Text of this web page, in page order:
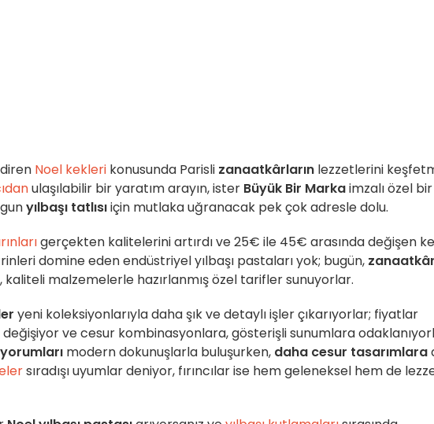
Noel kekleri konusunda Parisli zanaatkârların lezzetlerini
ulaşılabilir bir yaratım arayın, ister Büyük Bir Markaimzalı özel bir
yılbaşı tatlısıiçin mutlaka uğranacak pek çok adresle dolu.
gerçekten kalitelerini artırdı ve 25€ ile 45€ arasında değişen
domine eden endüstriyel yılbaşı pastaları yok; bugün,
kaliteli malzemelerle hazırlanmış özel tarifler sunuyorlar.
yeni koleksiyonlarıyla daha şık ve detaylı işler çıkarıyorlar; fiyatlar
ve cesur kombinasyonlara, gösterişli sunumlara
modern dokunuşlarla buluşurken, daha cesur tasarımlara
sıradışı uyumlar deniyor, fırıncılar ise hem geleneksel hem de